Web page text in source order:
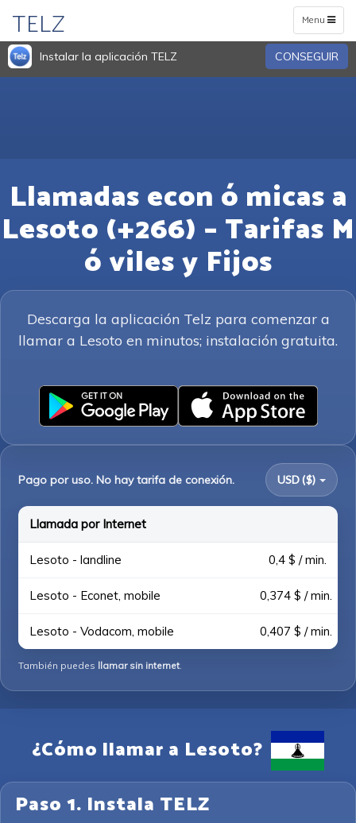
Toggle
navigation
Menu
TELZ
Instalar la aplicación TELZ CONSEGUIR
Llamadas econ ó micas a
Lesoto (+266) – Tarifas M
ó viles y Fijos
Descarga la aplicación Telz para comenzar a
llamar a Lesoto en minutos; instalación gratuita.
Pago por uso. No hay tarifa de conexión. USD ($)
Llamada por Internet
Lesoto - landline 0,4 $ / min.
Lesoto - Econet, mobile 0,374 $ / min.
Lesoto - Vodacom, mobile 0,407 $ / min.
También puedes llamar sin internet.
¿Cómo llamar a Lesoto?
Paso 1. Instala TELZ